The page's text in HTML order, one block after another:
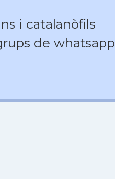
i catalanòfils
de whatsapp